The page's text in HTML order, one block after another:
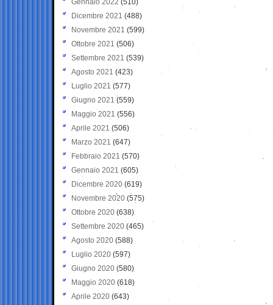
Gennaio 2022 (510)
Dicembre 2021 (488)
Novembre 2021 (599)
Ottobre 2021 (506)
Settembre 2021 (539)
Agosto 2021 (423)
Luglio 2021 (577)
Giugno 2021(559)
Maggio 2021 (556)
Aprile 2021 (506)
Marzo 2021 (647)
Febbraio 2021 (570)
Gennaio 2021 (605)
Dicembre 2020 (619)
Novembre 2020 (575)
Ottobre 2020 (638)
Settembre 2020(465)
Agosto 2020 (588)
Luglio 2020 (597)
Giugno 2020 (580)
Maggio 2020 (618)
Aprile 2020 (643)